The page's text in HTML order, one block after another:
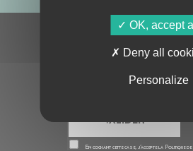
S'ABONNER À LA
En cochant cette case, j’accepte la Politique
OK, accept all
Deny all
Personalize